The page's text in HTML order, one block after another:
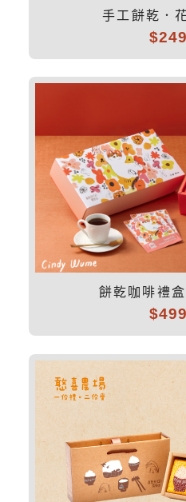
手工餅乾．
餅乾咖啡禮